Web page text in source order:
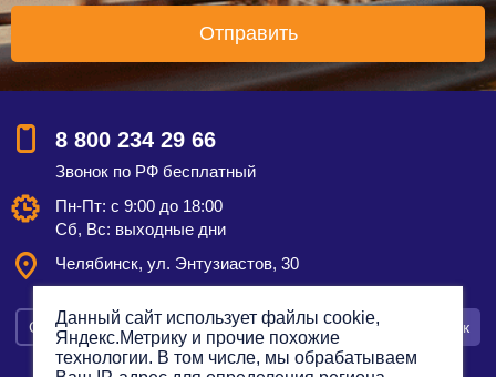
8 800 234 29 66
Звонок по РФ бесплатный
Пн-Пт: с 9:00 до 18:00
Сб, Вс: выходные дни
Челябинск, ул. Энтузиастов, 30
Смотреть на карте Оставить заявку Заказать звонок
Данный сайт использует файлы cookie,
Яндекс.Метрику и прочие похожие
технологии. В том числе, мы обрабатываем